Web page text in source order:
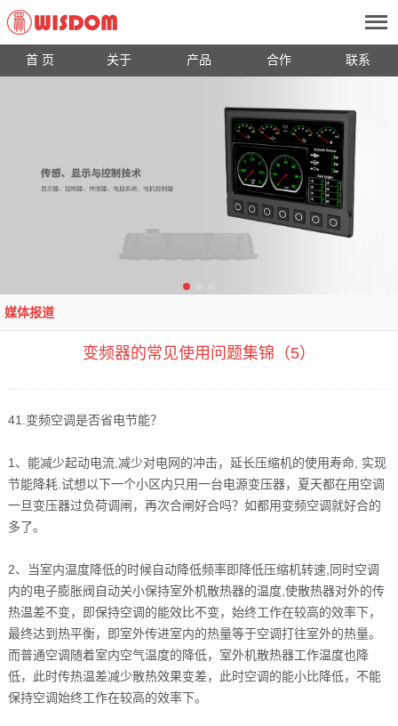
首 页 关于 产品 合作 联系
媒体报道
变频器的常见使用问题集锦（5）
41.变频空调是否省电节能？
1、能减少起动电流,减少对电网的冲击，延长压缩机的使用寿命, 实现
节能降耗.试想以下一个小区内只用一台电源变压器，夏天都在用空调
一旦变压器过负荷调闸，再次合闸好合吗？如都用变频空调就好合的
多了。
2、当室内温度降低的时候自动降低频率即降低压缩机转速,同时空调
内的电子膨胀阀自动关小保持室外机散热器的温度,使散热器对外的传
热温差不变，即保持空调的能效比不变，始终工作在较高的效率下，
最终达到热平衡，即室外传进室内的热量等于空调打往室外的热量。
而普通空调随着室内空气温度的降低，室外机散热器工作温度也降
低，此时传热温差减少散热效果变差，此时空调的能小比降低，不能
保持空调始终工作在较高的效率下。